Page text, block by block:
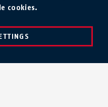
cookies.